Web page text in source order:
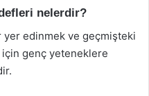
nelerdir?
yer edinmek ve geçmişteki
için genç yeteneklere